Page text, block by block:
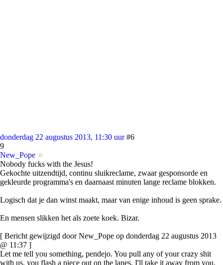
donderdag 22 augustus 2013, 11:30 uur #6
9
New_Pope
Nobody fucks with the Jesus!
Gekochte uitzendtijd, continu sluikreclame, zwaar gesponsorde en
gekleurde programma's en daarnaast minuten lange reclame blokken.
Logisch dat je dan winst maakt, maar van enige inhoud is geen sprake.
En mensen slikken het als zoete koek. Bizar.
[ Bericht gewijzigd door New_Pope op donderdag 22 augustus 2013
@ 11:37 ]
Let me tell you something, pendejo. You pull any of your crazy shit
with us, you flash a piece out on the lanes, I'll take it away from you,